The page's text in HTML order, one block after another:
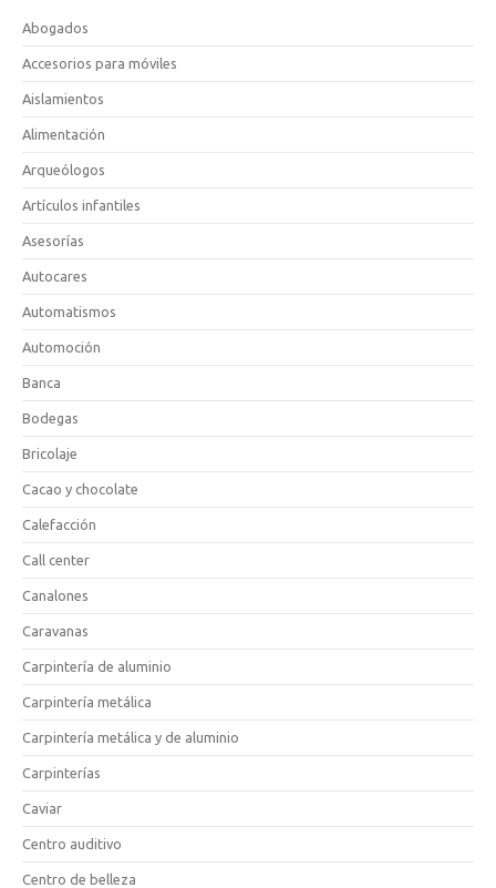
Abogados
Accesorios para móviles
Aislamientos
Alimentación
Arqueólogos
Artículos infantiles
Asesorías
Autocares
Automatismos
Automoción
Banca
Bodegas
Bricolaje
Cacao y chocolate
Calefacción
Call center
Canalones
Caravanas
Carpintería de aluminio
Carpintería metálica
Carpintería metálica y de aluminio
Carpinterías
Caviar
Centro auditivo
Centro de belleza